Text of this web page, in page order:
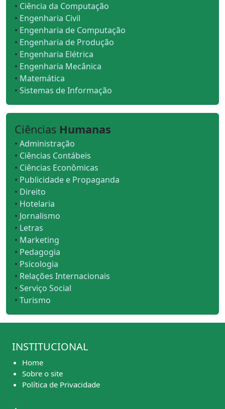
• Ciência da Computação
• Engenharia Civil
• Engenharia de Computação
• Engenharia de Produção
• Engenharia Elétrica
• Engenharia Mecânica
• Matemática
• Sistemas de Informação
Ciências Humanas
• Administração
• Ciências Contábeis
• Ciências Econômicas
• Publicidade e Propaganda
• Direito
• Hotelaria
• Jornalismo
• Letras
• Marketing
• Pedagogia
• Psicologia
• Relações Internacionais
• Serviço Social
• Turismo
INSTITUCIONAL
Home
Sobre o site
Política de Privacidade